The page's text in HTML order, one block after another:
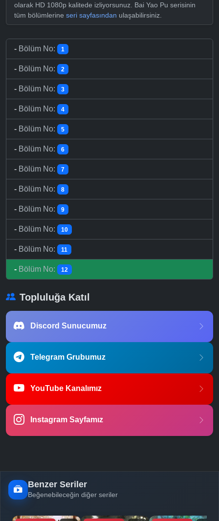
olarak HD 1080p kalitede izliyorsunuz. Bai Yao Pu serisinin
tüm bölümlerine seri sayfasından ulaşabilirsiniz.
- Bölüm No: 1
- Bölüm No: 2
- Bölüm No: 3
- Bölüm No: 4
- Bölüm No: 5
- Bölüm No: 6
- Bölüm No: 7
- Bölüm No: 8
- Bölüm No: 9
- Bölüm No: 10
- Bölüm No: 11
- Bölüm No: 12
Topluluğa Katıl
Discord Sunucumuz
Telegram Grubumuz
YouTube Kanalımız
Instagram Sayfamız
Benzer Seriler
Beğenebileceğin diğer seriler